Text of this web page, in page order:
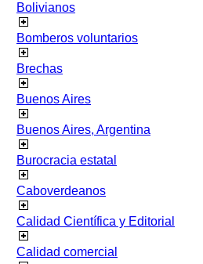
Bolivianos
Bomberos voluntarios
Brechas
Buenos Aires
Buenos Aires, Argentina
Burocracia estatal
Caboverdeanos
Calidad Científica y Editorial
Calidad comercial